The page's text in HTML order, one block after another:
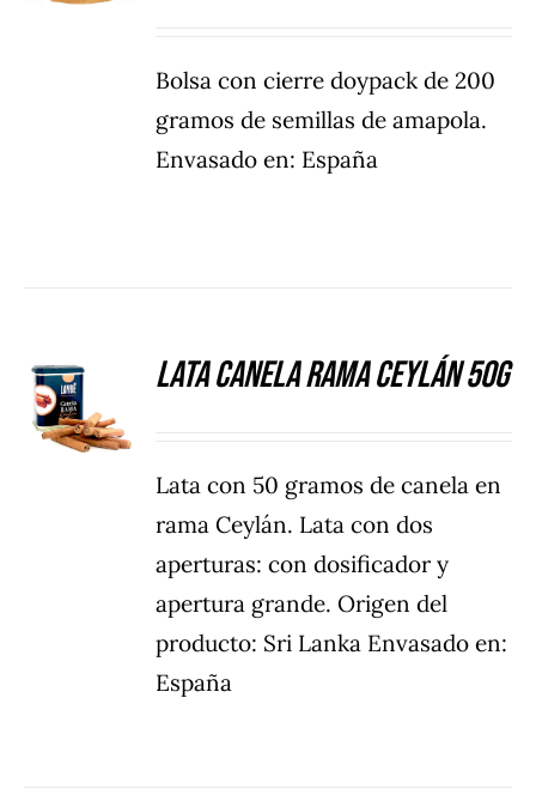
Bolsa con cierre doypack de 200
gramos de semillas de amapola.
Envasado en: España
DETALLES
Lata Canela rama Ceylán 50g
Lata con 50 gramos de canela en
rama Ceylán. Lata con dos
aperturas: con dosificador y
apertura grande. Origen del
producto: Sri Lanka Envasado en:
España